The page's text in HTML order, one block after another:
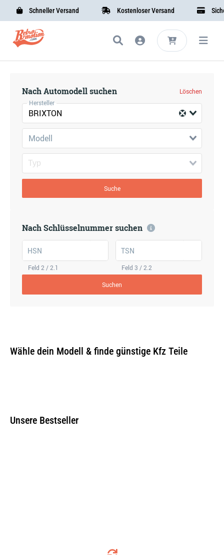
Schneller Versand Kostenloser Versand
Nach Automodell suchen
Löschen
Hersteller
BRIXTON
Modell
Suche
Nach Schlüsselnummer suchen
HSN
Feld 2 / 2.1
TSN
Feld 3 / 2.2
Suchen
Wähle dein Modell & finde günstige Kfz Teile
Unsere Bestseller